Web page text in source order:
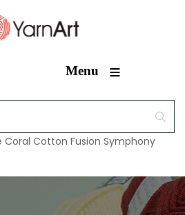
Menu ≡
Coral Cotton Fusion Symphony